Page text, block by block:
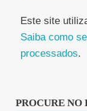
Este site
Saiba como
processados.
PROCURE NO